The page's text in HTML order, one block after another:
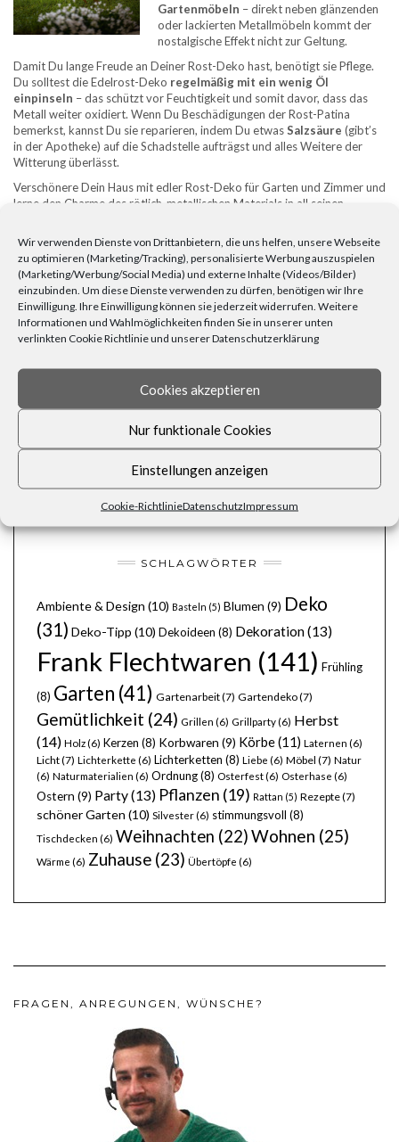
Wir verwenden Dienste von Drittanbietern, die uns helfen, unsere Webseite
zu optimieren (Marketing/Tracking), personalisierte Werbung auszuspielen
(Marketing/Werbung/Social Media) und externe Inhalte (Videos/Bilder)
einzubinden. Um diese Dienste verwenden zu dürfen, benötigen wir Ihre
Einwilligung. Ihre Einwilligung können sie jederzeit widerrufen. Weitere
Informationen und Wahlmöglichkeiten finden Sie in unserer unten
verlinkten Cookie Richtlinie und unserer Datenschutzerklärung
Cookies akzeptieren
Nur funktionale Cookies
Einstellungen anzeigen
Cookie-RichtlinieDatenschutzImpressum
Gartenmöbeln – direkt neben glänzenden
oder lackierten Metallmöbeln kommt der
nostalgische Effekt nicht zur Geltung.
Damit Du lange Freude an Deiner Rost-Deko hast, benötigt sie Pflege.
Du solltest die Edelrost-Deko regelmäßig mit ein wenig Öl
einpinseln – das schützt vor Feuchtigkeit und somit davor, dass das
Metall weiter oxidiert. Wenn Du Beschädigungen der Rost-Patina
bemerkst, kannst Du sie reparieren, indem Du etwasSalzsäure (gibt’s
in der Apotheke) auf die Schadstelle aufträgst und alles Weitere der
Witterung überlässt.
Verschönere Dein Haus mit edler Rost-Deko für Garten und Zimmer und
lerne den Charme des rötlich-metallischen Materials in all seinen
DAS PERFEKTE HEFEKRANZ-REZEPT FÜR DEN OSTERBRUNCH
UPCYCLING – EIN NEUER DEKO-TREND MACHT SCHULE
KATEGORIEN
ALLE BEITRÄGE
AMBIENTE & DESIGN
OSTERN
WEIHNACHTEN
SCHLAGWÖRTER
Ambiente & Design (10) Basteln (5) Blumen (9) Deko
(31) Deko-Tipp (10) Dekoideen (8) Dekoration(13)
Frank Flechtwaren (141) Frühling
(8) Garten (41) Gartenarbeit(7) Gartendeko(7)
Gemütlichkeit (24) Grillen (6) Grillparty(6) Herbst
(14) Holz(6) Kerzen (8) Korbwaren (9) Körbe(11) Laternen (6)
Licht(7) Lichterkette (6) Lichterketten (8) Liebe (6) Möbel (7) Natur
(6) Naturmaterialien (6) Ordnung(8) Osterfest(6) Osterhase (6)
Ostern (9) Party(13) Pflanzen (19) Rattan (5) Rezepte(7)
schöner Garten (10) Silvester(6) stimmungsvoll (8)
Tischdecken (6) Weihnachten (22)Wohnen (25)
Wärme (6) Zuhause (23) Übertöpfe (6)
FRAGEN, ANREGUNGEN, WÜNSCHE?